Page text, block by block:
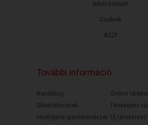
ÁSZF
Adatvédelem
Cookiek
További információ
Randiblog
Sikertörténetek
Intelligens ajánlórendszer
Online
Fényképes
Új társkereső